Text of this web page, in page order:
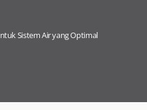
Sistem Air yang Optimal